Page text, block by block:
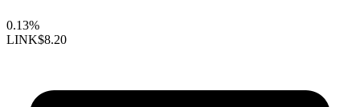
0.13%
LINK$8.20